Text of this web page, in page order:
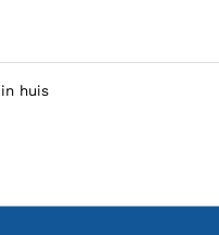
in huis